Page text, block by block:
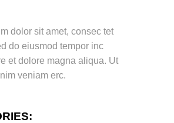
dolor sit amet, consec tet
do eiusmod tempor inc
et dolore magna aliqua. Ut
veniam erc.